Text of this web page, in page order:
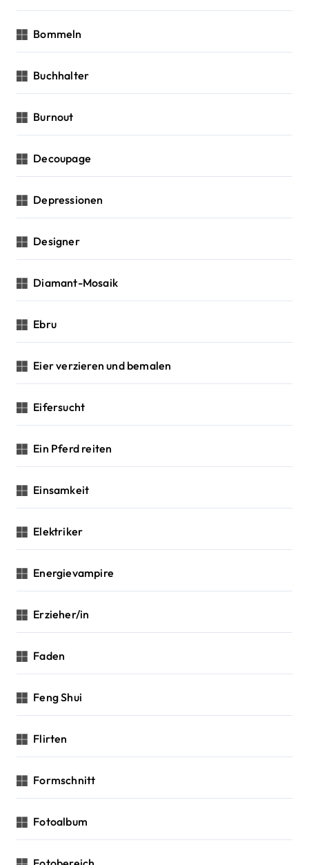
Bommeln
Buchhalter
Burnout
Decoupage
Depressionen
Designer
Diamant-Mosaik
Ebru
Eier verzieren und bemalen
Eifersucht
Ein Pferd reiten
Einsamkeit
Elektriker
Energievampire
Erzieher/in
Faden
Feng Shui
Flirten
Formschnitt
Fotoalbum